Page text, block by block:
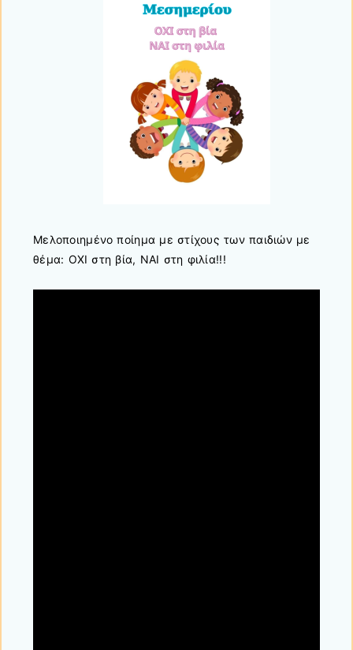
Μελοποιημένο ποίημα με στίχους των παιδιών με
θέμα: ΟΧΙ στη βία, ΝΑΙ στη φιλία!!!